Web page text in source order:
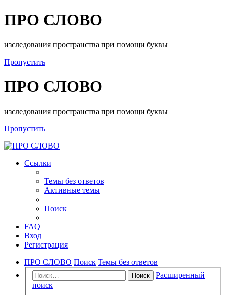
ПРО СЛОВО
изследования пространства при помощи буквы
Пропустить
ПРО СЛОВО
изследования пространства при помощи буквы
Пропустить
Ссылки
Темы без ответов
Активные темы
Поиск
FAQ
Вход
Регистрация
ПРО СЛОВО Поиск Темы без ответов
Поиск
Расширенный
поиск